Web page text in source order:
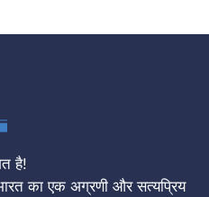
है!
का एक अग्रणी और सत्यप्रिय